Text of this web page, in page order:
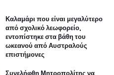
Καλαμάρι που είναι μεγαλύτερο
από σχολικό λεωφορείο,
εντοπίστηκε στα βάθη του
ωκεανού από Αυστραλούς
επιστήμονες